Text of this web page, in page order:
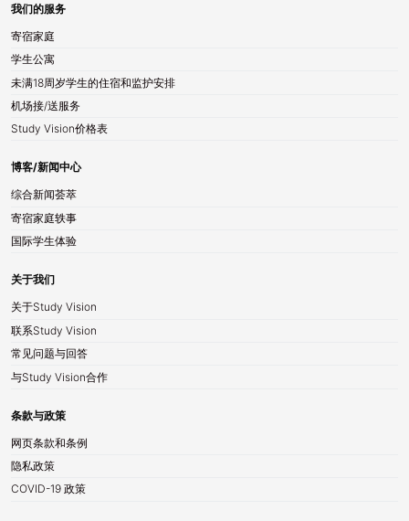
我们的服务
寄宿家庭
学生公寓
未满18周岁学生的住宿和监护安排
机场接/送服务
Study Vision价格表
博客/新闻中心
综合新闻荟萃
寄宿家庭轶事
国际学生体验
关于我们
关于Study Vision
联系Study Vision
常见问题与回答
与Study Vision合作
条款与政策
网页条款和条例
隐私政策
COVID-19 政策